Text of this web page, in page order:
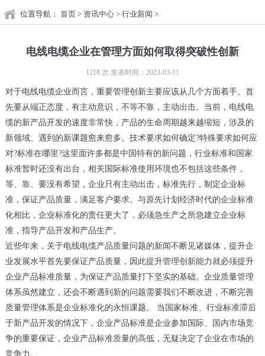
位置导航： 首页 > 资讯中心 > 行业新闻 >
电线电缆企业在管理方面如何取得突破性创新
1218 次 发表时间：2023-03-11
对于电线电缆企业而言，重要管理创新主要应该从几个方面着手。首
先要从端正态度，有主动意识，不等不靠，主动出击。当前，电线电
缆的新产品开发的速度非常快，产品的生命周期越来越缩短，涉及的
新领域、遇到的新课题愈来愈多。技术要求如何确定?特殊要求如何应
对?标准在哪里?这里面许多都是中国特有的新问题，行业标准和国家
标准暂时还没有出台，相关国际标准使用环境也不包括这些条件，
等、靠、要没有希望，企业只有主动出击，标准先行，制定企业标
准，保证产品质量，满足客户要求。与原先计划经济时代的企业标准
化相比，企业标准化的责任更大了，必须急生产之所急建立企业标
准，指导产品开发和产品生产。
近些年来，关于电线电缆产品质量问题的新闻不断见诸媒体，提升企
业发展水平首先要保证产品质量，因此提升管理创新能力就必须提升
企业产品标准质量，为保证产品质量打下坚实的基础。企业质量管理
体系虽然建立，还会不断遇到新的问题需要我们不断改进，不断完善
质量管理体系是企业标准化的永恒课题。 当国家标准、行业标准滞后
于新产品开发的情况下，企业产品标准是企业参加国际、国内市场竞
争的重要保证，企业产品标准质量的高低，无疑决定了企业在市场的
竞争力。